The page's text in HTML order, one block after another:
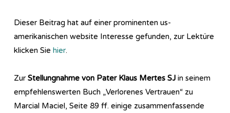
Dieser Beitrag hat auf einer prominenten us-
amerikanischen website Interesse gefunden, zur Lektüre
klicken Sie hier.
Zur Stellungnahme von Pater Klaus Mertes SJ in seinem
empfehlenswerten Buch „Verlorenes Vertrauen“ zu
Marcial Maciel, Seite 89 ff. einige zusammenfassende